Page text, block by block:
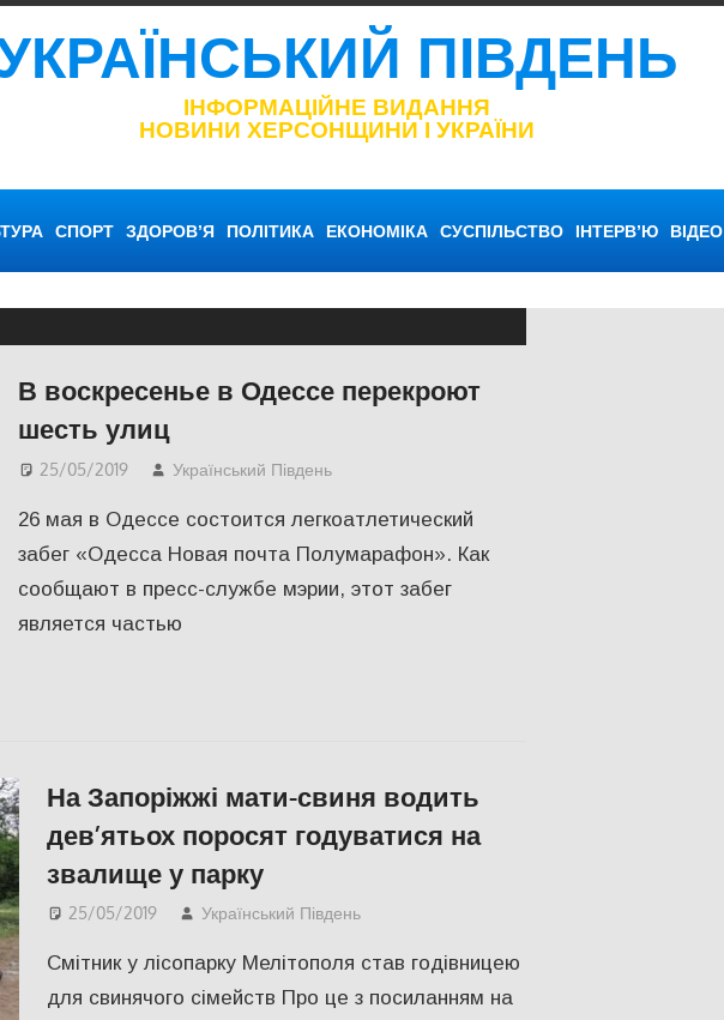
ПІВДЕНЬ
ІНФОРМАЦІЙНЕ ВИДАННЯ
НОВИНИ ХЕРСОНЩИНИ І УКРАЇНИ
СПОРТ ЗДОРОВ’Я ПОЛІТИКА ЕКОНОМІКА СУСПІЛЬСТВО ІНТЕРВ’Ю ВІДЕО
В воскресенье в Одессе перекроют
шесть улиц
25/05/2019 Український Південь
26 мая в Одессе состоится легкоатлетический
забег «Одесса Новая почта Полумарафон». Как
сообщают в пресс-службе мэрии, этот забег
является частью
На Запоріжжі мати-свиня водить
дев’ятьох поросят годуватися на
звалище у парку
25/05/2019 Український Південь
Смітник у лісопарку Мелітополя став годівницею
для свинячого сімейств Про це з посиланням на